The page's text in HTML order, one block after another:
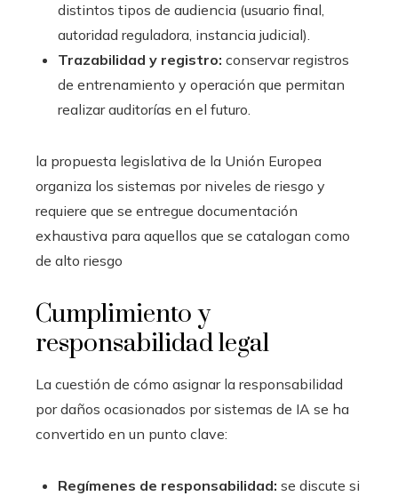
distintos tipos de audiencia (usuario final,
autoridad reguladora, instancia judicial).
Trazabilidad y registro: conservar registros
de entrenamiento y operación que permitan
realizar auditorías en el futuro.
la propuesta legislativa de la Unión Europea
organiza los sistemas por niveles de riesgo y
requiere que se entregue documentación
exhaustiva para aquellos que se catalogan como
de alto riesgo
Cumplimiento y
responsabilidad legal
La cuestión de cómo asignar la responsabilidad
por daños ocasionados por sistemas de IA se ha
convertido en un punto clave:
Regímenes de responsabilidad: se discute si